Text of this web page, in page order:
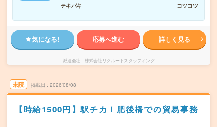
テキパキ
コツコツ
気になる! 応募へ進む 詳しく見る
派遣会社 株式会社リクルートスタッフィング
未読 掲載日 2026/08/08
【時給1500円】駅チカ！肥後橋での貿易事務